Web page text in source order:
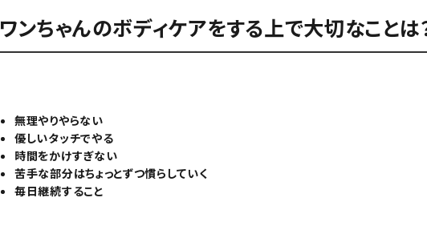
ワンちゃんのボディケアをする上で大切なことは
無理やりやらない
優しいタッチでやる
時間をかけすぎない
苦手な部分はちょっとずつ慣らしていく
毎日継続すること